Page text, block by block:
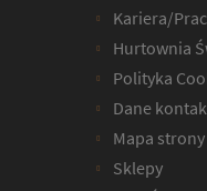
Kariera/
Hurtownia
Polityka
Dane
Mapa strony
Sklepy